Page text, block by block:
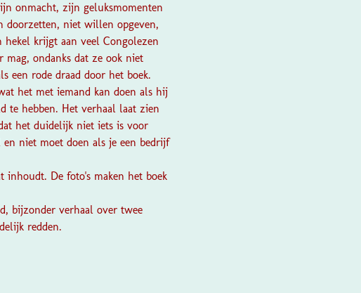
onmacht, zijn geluksmomenten
doorzetten, niet willen opgeven,
krijgt aan veel Congolezen
mag, ondanks dat ze ook niet
een rode draad door het boek.
het met iemand kan doen als hij
te hebben. Het verhaal laat zien
het duidelijk niet iets is voor
niet moet doen als je een bedrijf
inhoudt. De foto's maken het boek
bijzonder verhaal over twee
redden.